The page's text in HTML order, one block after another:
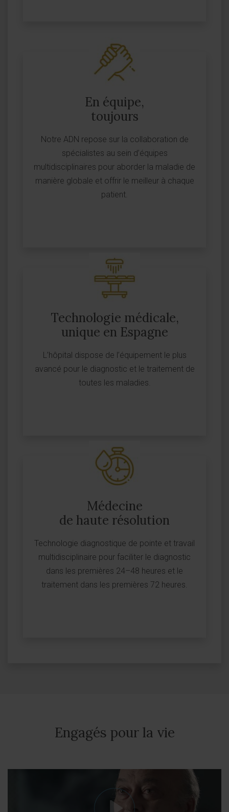
En équipe,
toujours
Notre ADN repose sur la collaboration de
spécialistes au sein d’équipes
multidisciplinaires pour aborder la maladie de
manière globale et offrir le meilleur à chaque
patient.
Technologie médicale,
unique en Espagne
L’hôpital dispose de l’équipement le plus
avancé pour le diagnostic et le traitement de
toutes les maladies.
Médecine
de haute résolution
Technologie diagnostique de pointe et travail
multidisciplinaire pour faciliter le diagnostic
dans les premières 24–48 heures et le
traitement dans les premières 72 heures.
Engagés pour la vie